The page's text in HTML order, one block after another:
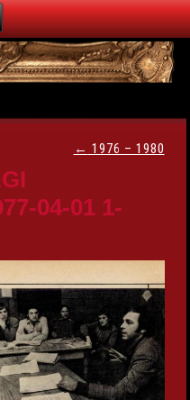
← 1976 – 1980
04-01 1-